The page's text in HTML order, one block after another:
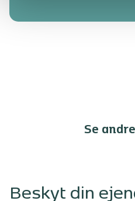
Se
Beskyt din